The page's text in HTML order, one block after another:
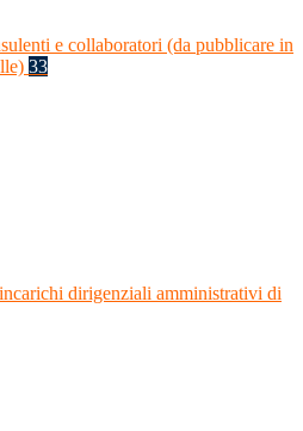
e collaboratori (da pubblicare in
33
dirigenziali amministrativi di